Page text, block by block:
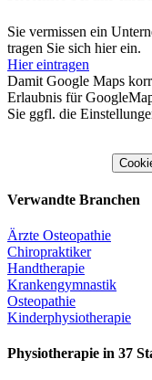
Sie vermissen ein
tragen Sie sich hier ein.
Hier eintragen
Damit Google Maps
Erlaubnis für
Sie ggfl. die
Verwandte Branchen
Ärzte Osteopathie
Chiropraktiker
Handtherapie
Krankengymnastik
Osteopathie
Kinderphysiotherapie
Physiotherapie in 37